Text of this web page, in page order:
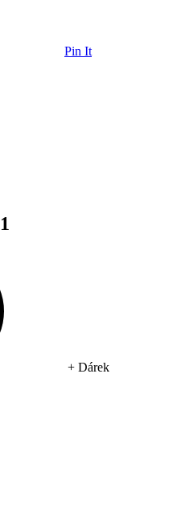
Pin It
1
+ Dárek